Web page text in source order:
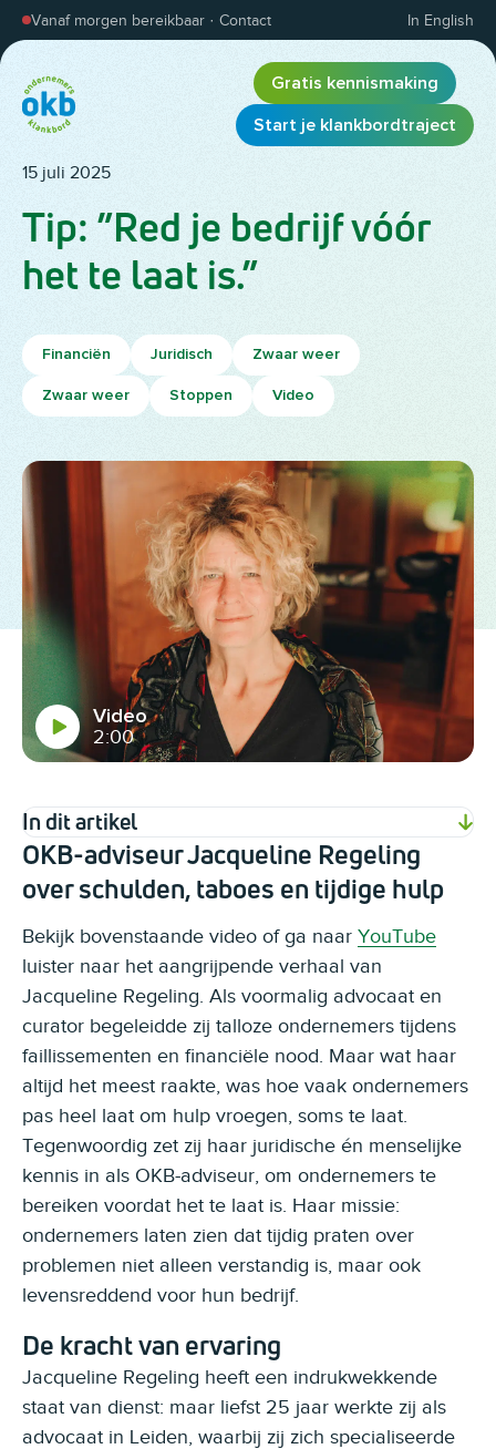
Overslaan en inhoud weergeven
Vanaf morgen bereikbaar · Contact In English
Gratis kennismaking
Start je klankbordtraject
15 juli 2025
Tip: ”Red je bedrijf vóór
het te laat is.”
Financiën Juridisch Zwaar weer
Zwaar weer Stoppen Video
Video
2:00
In dit artikel
OKB-adviseur Jacqueline Regeling
over schulden, taboes en tijdige hulp
Bekijk bovenstaande video of ga naar YouTube
luister naar het aangrijpende verhaal van
Jacqueline Regeling. Als voormalig advocaat en
curator begeleidde zij talloze ondernemers tijdens
faillissementen en financiële nood. Maar wat haar
altijd het meest raakte, was hoe vaak ondernemers
pas heel laat om hulp vroegen, soms te laat.
Tegenwoordig zet zij haar juridische én menselijke
kennis in als OKB-adviseur, om ondernemers te
bereiken voordat het te laat is. Haar missie:
ondernemers laten zien dat tijdig praten over
problemen niet alleen verstandig is, maar ook
levensreddend voor hun bedrijf.
De kracht van ervaring
Jacqueline Regeling heeft een indrukwekkende
staat van dienst: maar liefst 25 jaar werkte zij als
advocaat in Leiden, waarbij zij zich specialiseerde